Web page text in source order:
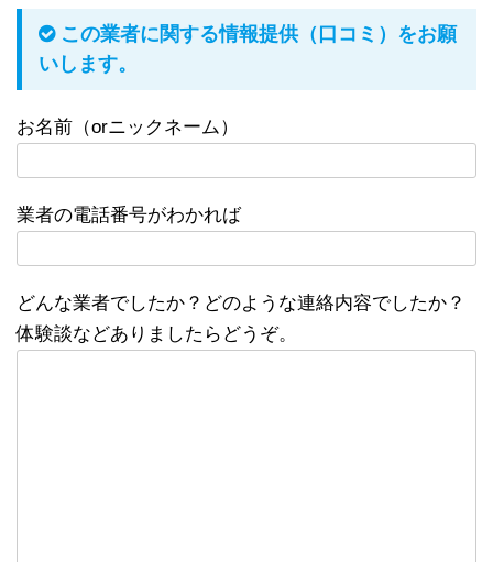
この業者に関する情報提供（口コミ）をお願
いします。
お名前（orニックネーム）
業者の電話番号がわかれば
どんな業者でしたか？どのような連絡内容でしたか？
体験談などありましたらどうぞ。